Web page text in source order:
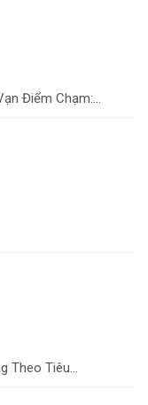
Điểm Chạm:...
Theo Tiêu...